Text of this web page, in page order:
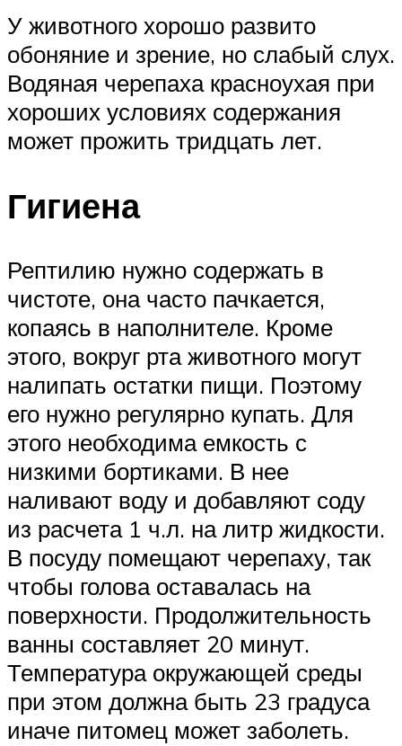
У животного хорошо развито
обоняние и зрение, но слабый слух.
Водяная черепаха красноухая при
хороших условиях содержания
может прожить тридцать лет.
Гигиена
Рептилию нужно содержать в
чистоте, она часто пачкается,
копаясь в наполнителе. Кроме
этого, вокруг рта животного могут
налипать остатки пищи. Поэтому
его нужно регулярно купать. Для
этого необходима емкость с
низкими бортиками. В нее
наливают воду и добавляют соду
из расчета 1 ч.л. на литр жидкости.
В посуду помещают черепаху, так
чтобы голова оставалась на
поверхности. Продолжительность
ванны составляет 20 минут.
Температура окружающей среды
при этом должна быть 23 градуса
иначе питомец может заболеть.